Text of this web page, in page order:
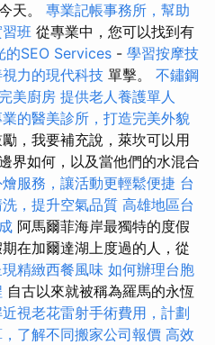
天。 專業記帳事務所，幫助
班 從專業中，您可以找到有
的SEO Services - 學習按摩技
力的現代科技 單擊。 不鏽鋼
美廚房 提供老人養護單人
的醫美診所，打造完美外貌
，我要補充說，萊坎可以用
界如何，以及當他們的水混合
服務，讓活動更輕鬆便捷 台
，提升空氣品質 高雄地區台
阿馬爾菲海岸最獨特的度假
在加爾達湖上度過的人，從
精緻西餐風味 如何辦理台胞
自古以來就被稱為羅馬的永恆
視老花雷射手術費用，計劃
了解不同搬家公司報價 高效